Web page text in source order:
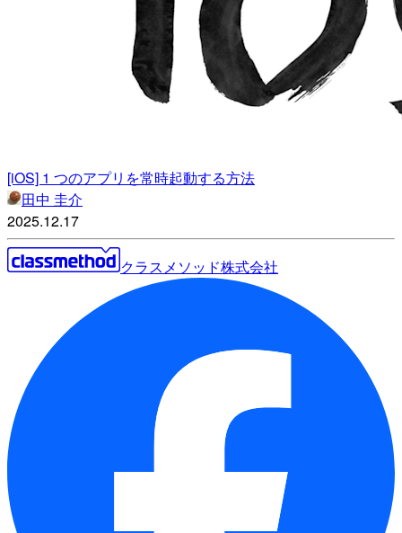
[iOS] 1 つのアプリを常時起動する方法
田中 圭介
2025.12.17
クラスメソッド株式会社